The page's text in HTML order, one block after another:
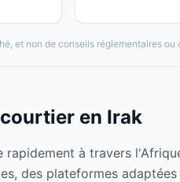
et non de conseils réglementaires
en Irak
rapidement à travers
des plateformes